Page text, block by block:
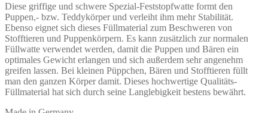
Diese griffige und schwere Spezial-Feststopfwatte formt den
Puppen,- bzw. Teddykörper und verleiht ihm mehr Stabilität.
Ebenso eignet sich dieses Füllmaterial zum Beschweren von
Stofftieren und Puppenkörpern. Es kann zusätzlich zur normalen
Füllwatte verwendet werden, damit die Puppen und Bären ein
optimales Gewicht erlangen und sich außerdem sehr angenehm
greifen lassen. Bei kleinen Püppchen, Bären und Stofftieren füllt
man den ganzen Körper damit. Dieses hochwertige Qualitäts-
Füllmaterial hat sich durch seine Langlebigkeit bestens bewährt.